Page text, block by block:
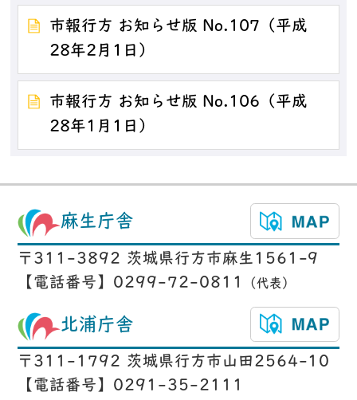
市報行方 お知らせ版 No.107（平成
28年2月1日）
市報行方 お知らせ版 No.106（平成
28年1月1日）
麻生庁舎
〒311-3892 茨城県行方市麻生1561-9
【電話番号】0299-72-0811
（代表）
北浦庁舎
〒311-1792 茨城県行方市山田2564-10
【電話番号】0291-35-2111